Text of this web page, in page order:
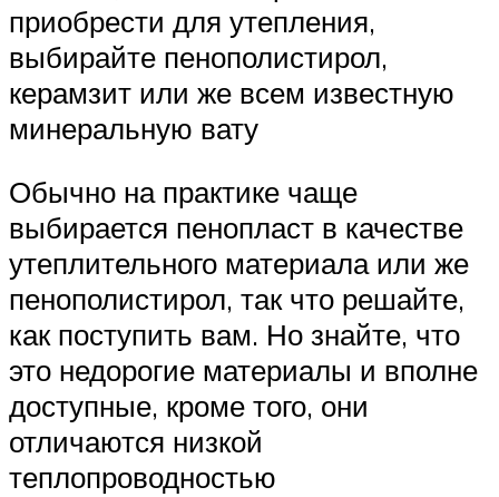
приобрести для утепления,
выбирайте пенополистирол,
керамзит или же всем известную
минеральную вату
Обычно на практике чаще
выбирается пенопласт в качестве
утеплительного материала или же
пенополистирол, так что решайте,
как поступить вам. Но знайте, что
это недорогие материалы и вполне
доступные, кроме того, они
отличаются низкой
теплопроводностью